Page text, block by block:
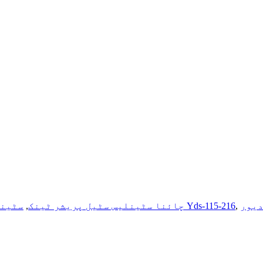
چائنا سٹینلیس سٹیل پریشر ٹینک, چین Yds-115-216, دیور